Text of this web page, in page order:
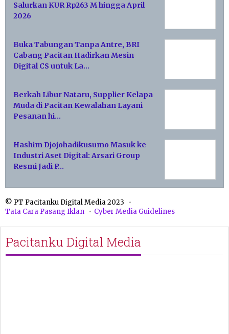
Salurkan KUR Rp263 M hingga April
2026
Buka Tabungan Tanpa Antre, BRI
Cabang Pacitan Hadirkan Mesin
Digital CS untuk La…
Berkah Libur Nataru, Supplier Kelapa
Muda di Pacitan Kewalahan Layani
Pesanan hi…
Hashim Djojohadikusumo Masuk ke
Industri Aset Digital: Arsari Group
Resmi Jadi P…
© PT Pacitanku Digital Media 2023
Tata Cara Pasang Iklan
Cyber Media Guidelines
Pacitanku Digital Media